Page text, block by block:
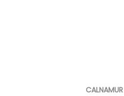
CALNAMUR